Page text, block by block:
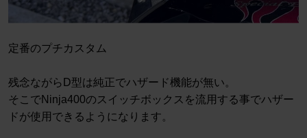
定番のプチカスタム
残念ながらD型は純正でハザード機能が無い。
そこでNinja400のスイッチボックスを流用する事でハザー
ドが使用できるようになります。